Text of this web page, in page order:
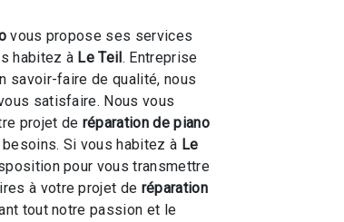
vous propose ses services
habitez à Le Teil. Entreprise
savoir-faire de qualité, nous
satisfaire. Nous vous
projet de réparation de piano
Si vous habitez à Le
pour vous transmettre
à votre projet de réparation
tout notre passion et le